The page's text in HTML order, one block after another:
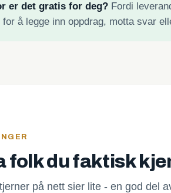
er det gratis for deg? Fordi
for å legge inn oppdrag, motta svar
folk du faktisk
på nett sier lite - en god del